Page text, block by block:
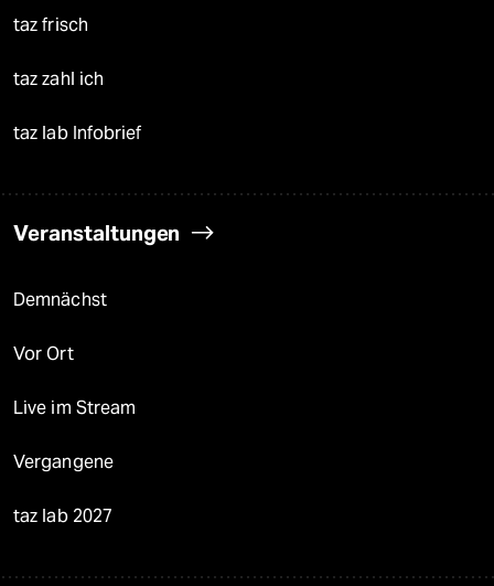
taz frisch
taz zahl ich
taz lab Infobrief
Veranstaltungen
Demnächst
Vor Ort
Live im Stream
Vergangene
taz lab 2027